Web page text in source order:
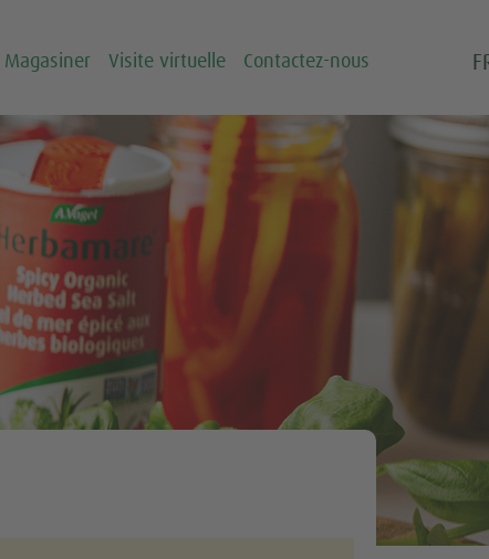
Magasiner Visite virtuelle Contactez-nous